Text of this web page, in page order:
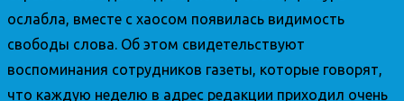
ослабла, вместе с хаосом появилась видимость
свободы слова. Об этом свидетельствуют
воспоминания сотрудников газеты, которые говорят,
что каждую неделю в адрес редакции приходил очень